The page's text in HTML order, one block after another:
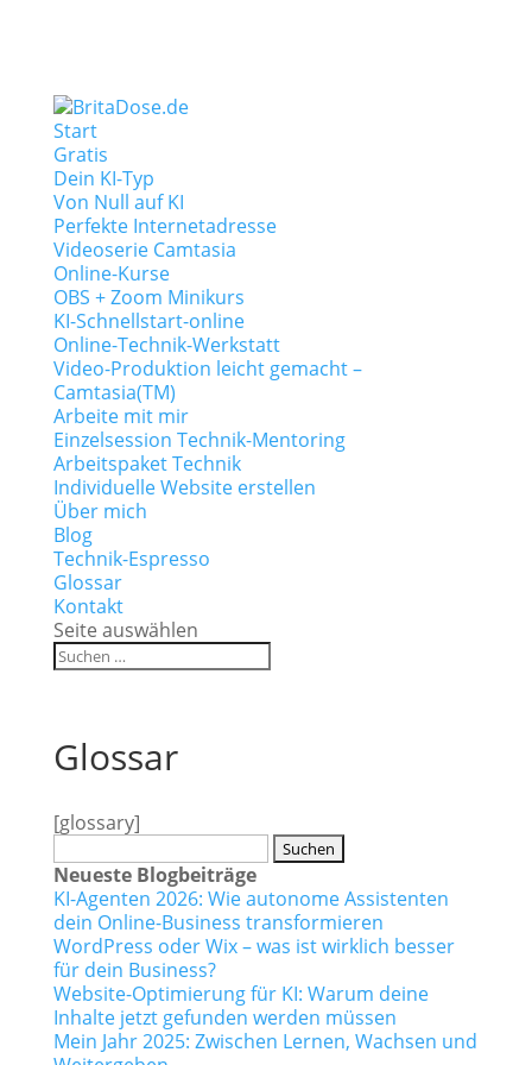
Start
Gratis
Dein KI-Typ
Von Null auf KI
Perfekte Internetadresse
Videoserie Camtasia
Online-Kurse
OBS + Zoom Minikurs
KI-Schnellstart-online
Online-Technik-Werkstatt
Video-Produktion leicht gemacht –
Camtasia(TM)
Arbeite mit mir
Einzelsession Technik-Mentoring
Arbeitspaket Technik
Individuelle Website erstellen
Über mich
Blog
Technik-Espresso
Glossar
Kontakt
Seite auswählen
Glossar
[glossary]
nach:
Neueste Blogbeiträge
KI-Agenten 2026: Wie autonome Assistenten
dein Online-Business transformieren
WordPress oder Wix – was ist wirklich besser
für dein Business?
Website-Optimierung für KI: Warum deine
Inhalte jetzt gefunden werden müssen
Mein Jahr 2025: Zwischen Lernen, Wachsen und